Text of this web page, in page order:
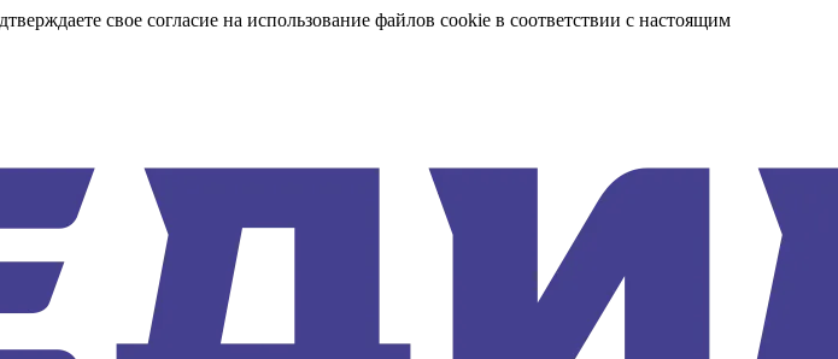
свое согласие на использование файлов cookie в соответствии с настоящим